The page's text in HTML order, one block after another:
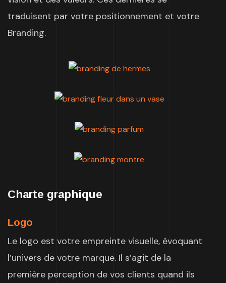
traduisent par votre positionnement et votre
Branding.
Charte graphique
Logo
Le logo est votre empreinte visuelle, évoquant
l’univers de votre marque. Il s’agit de la
première perception de vos clients quand ils